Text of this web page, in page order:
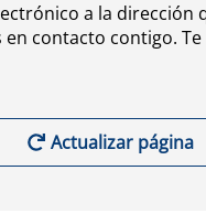
a la dirección
contacto contigo. Te
Actualizar página